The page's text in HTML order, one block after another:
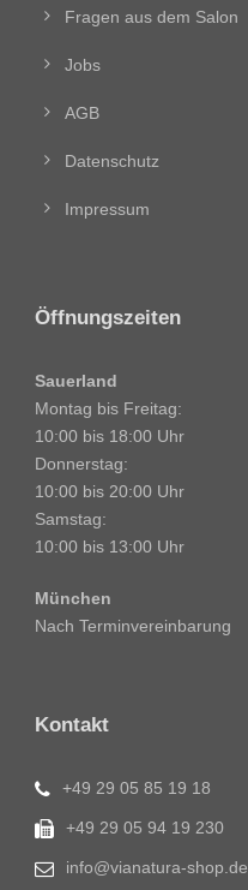
Fragen aus dem Salon
Jobs
AGB
Datenschutz
Impressum
Öffnungszeiten
Sauerland
Montag bis Freitag:
10:00 bis 18:00 Uhr
Donnerstag:
10:00 bis 20:00 Uhr
Samstag:
10:00 bis 13:00 Uhr
München
Nach Terminvereinbarung
Kontakt
+49 29 05 85 19 18
+49 29 05 94 19 230
info@vianatura-shop.de